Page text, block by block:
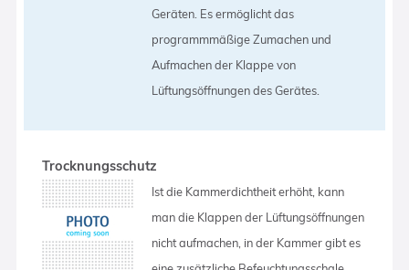
Geräten. Es ermöglicht das
programmmäßige Zumachen und
Aufmachen der Klappe von
Lüftungsöffnungen des Gerätes.
Trocknungsschutz
Ist die Kammerdichtheit erhöht, kann
man die Klappen der Lüftungsöffnungen
nicht aufmachen, in der Kammer gibt es